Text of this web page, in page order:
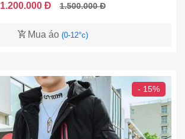
1.200.000 Đ 1.500.000 Đ
Mua áo (0-12°c)
- 15%